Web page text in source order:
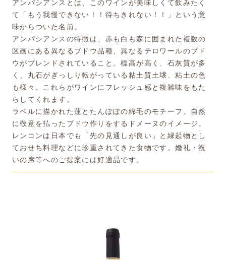
アンパシアンスとは、このワインが美味しくて飲みたく
て「もう我慢できない！！待ちきれない！！」という意
味からついた名前。
アンパシアンスの特徴は、赤も白も森に囲まれた複数の
区画にある異なるブドウ品種、異なるテロワールのブド
ウがブレンドされていること。標高が高く、石灰質が多
く、丸石がぎっしり転がっている粘土質土壌、粘土の色
も様々。これらがワインにフレッシュ感と複雑味をもた
らしてくれます。
ラベルに描かれた蓮とたんぽぽの綿毛のモチーフ。自然
に敬意を払ったブドウ作りをするドメーヌのイメージ。
レンコンは日本でも「先の見通しが良い」と縁起物とし
ておせち料理などに珍重されてきた食物です。婚礼・祝
いの席等へのご提案には好適品です。